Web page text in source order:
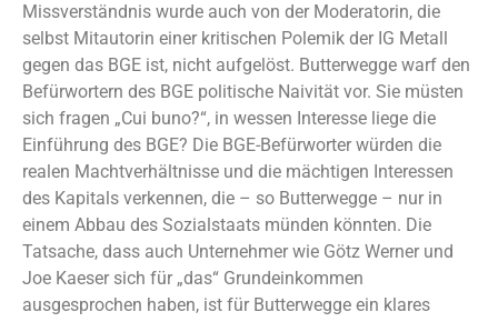
Missverständnis wurde auch von der Moderatorin, die
selbst Mitautorin einer kritischen Polemik der IG Metall
gegen das BGE ist, nicht aufgelöst. Butterwegge warf den
Befürwortern des BGE politische Naivität vor. Sie müsten
sich fragen „Cui buno?“, in wessen Interesse liege die
Einführung des BGE? Die BGE-Befürworter würden die
realen Machtverhältnisse und die mächtigen Interessen
des Kapitals verkennen, die – so Butterwegge – nur in
einem Abbau des Sozialstaats münden könnten. Die
Tatsache, dass auch Unternehmer wie Götz Werner und
Joe Kaeser sich für „das“ Grundeinkommen
ausgesprochen haben, ist für Butterwegge ein klares